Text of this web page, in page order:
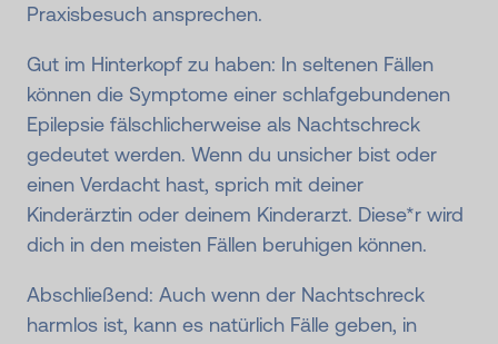
Praxisbesuch ansprechen.
Gut im Hinterkopf zu haben: In seltenen Fällen
können die Symptome einer schlafgebundenen
Epilepsie fälschlicherweise als Nachtschreck
gedeutet werden. Wenn du unsicher bist oder
einen Verdacht hast, sprich mit deiner
Kinderärztin oder deinem Kinderarzt. Diese*r wird
dich in den meisten Fällen beruhigen können.
Abschließend: Auch wenn der Nachtschreck
harmlos ist, kann es natürlich Fälle geben, in